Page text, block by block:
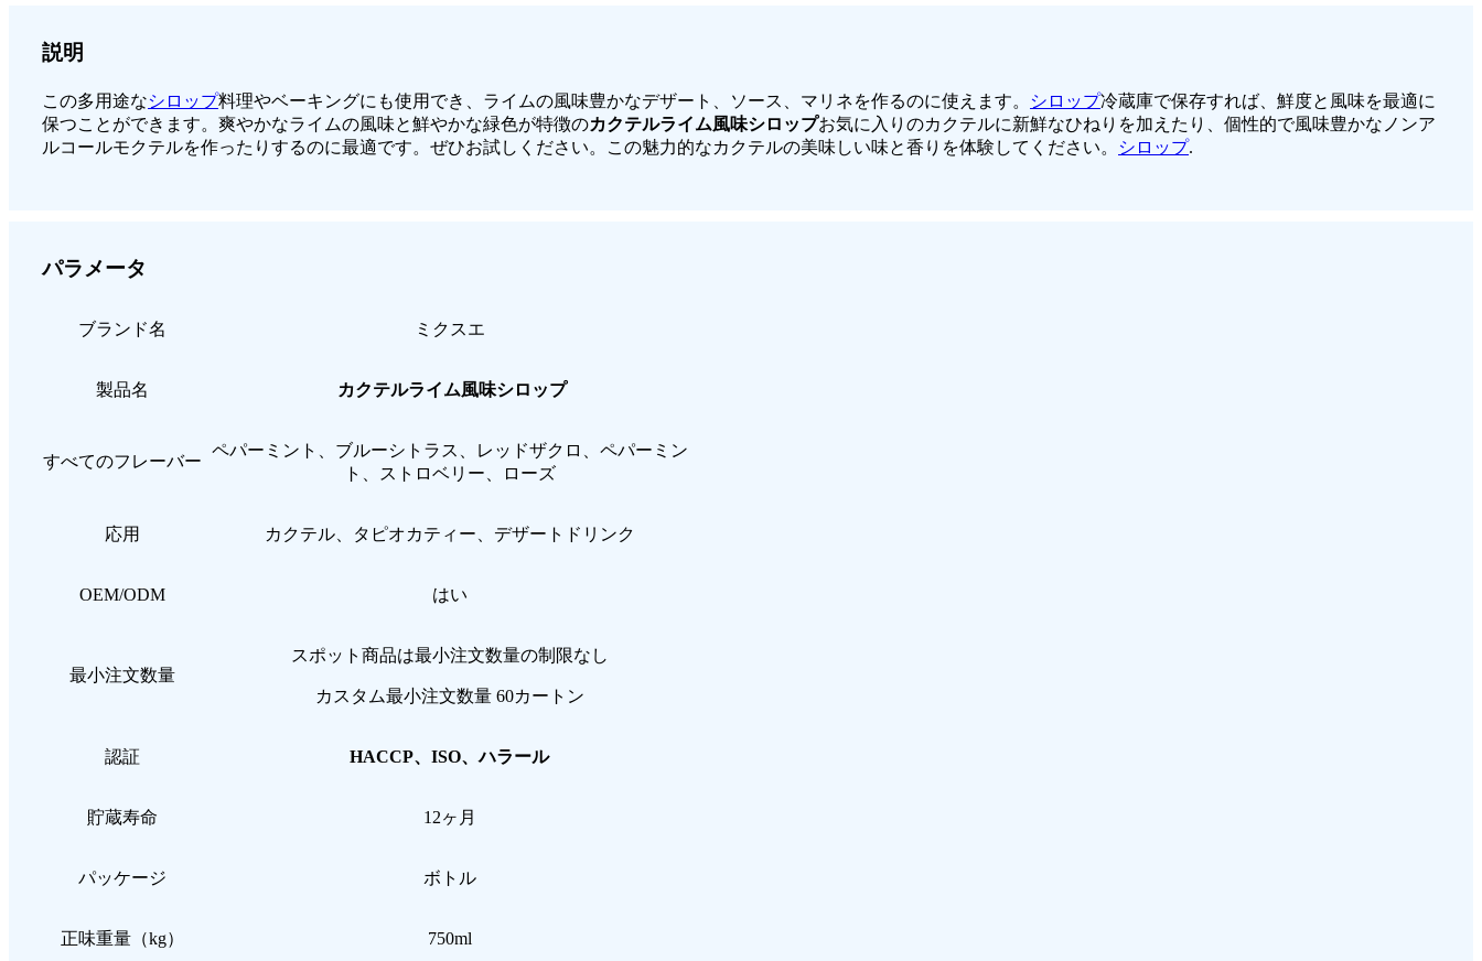
説明
この多用途なシロップ料理やベーキングにも使用でき、ライムの風味豊かなデザート、ソース、マリネを作るのに使えます。 シロップ冷蔵庫で保存すれば、鮮度と風味を最適に
保つことができます。爽やかなライムの風味と鮮やかな緑色が特徴のカクテルライム風味シロップお気に入りのカクテルに新鮮なひねりを加えたり、個性的で風味豊かなノンア
ルコールモクテルを作ったりするのに最適です。ぜひお試しください。この魅力的なカクテルの美味しい味と香りを体験してください。
シロップ.
パラメータ
ブランド名 ミクスエ
製品名 カクテルライム風味シロップ
すべてのフレーバー
ペパーミント、ブルーシトラス、レッドザクロ、ペパーミン
ト、ストロベリー、ローズ
応用 カクテル、タピオカティー、デザートドリンク
OEM/ODM はい
最小注文数量
スポット商品は最小注文数量の制限なし
カスタム最小注文数量 60カートン
認証 HACCP、ISO、ハラール
貯蔵寿命 12ヶ月
パッケージ ボトル
正味重量（kg） 750ml